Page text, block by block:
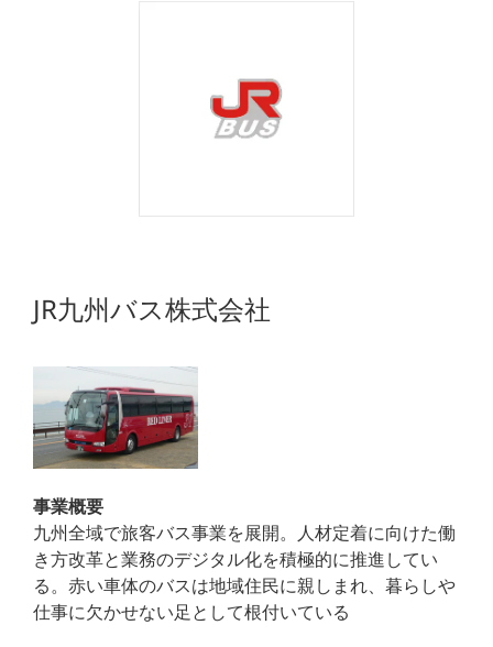
JR九州バス株式会社
事業概要
九州全域で旅客バス事業を展開。人材定着に向けた働
き方改革と業務のデジタル化を積極的に推進してい
る。赤い車体のバスは地域住民に親しまれ、暮らしや
仕事に欠かせない足として根付いている